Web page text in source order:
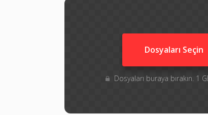
Dosyaları Seçin
Dosyaları buraya bırakın.